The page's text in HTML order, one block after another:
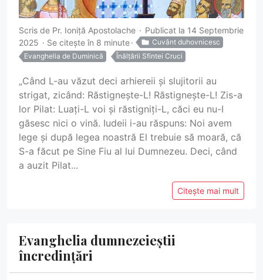
Scris de Pr. Ioniță Apostolache
Publicat la 14 Septembrie
2025
Se citește în 8 minute
Cuvânt duhovnicesc
Evanghelia de Duminică
Înălțării Sfintei Cruci
„Când L-au văzut deci arhiereii și slujitorii au
strigat, zicând: Răstignește-L! Răstignește-L! Zis-a
lor Pilat: Luați-L voi și răstigniți-L, căci eu nu-I
găsesc nici o vină. Iudeii i-au răspuns: Noi avem
lege și după legea noastră El trebuie să moară, că
S-a făcut pe Sine Fiu al lui Dumnezeu. Deci, când
a auzit Pilat...
Citește mai mult
Evanghelia dumnezeieștii
încredințări